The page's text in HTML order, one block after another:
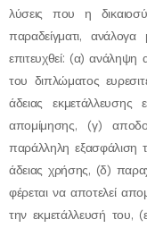
λύσεις που η
παραδείγματι,
επιτευχθεί: (α)
του διπλώματος
άδειας
απομίμησης, (γ)
παράλληλη εξασφάλιση
άδειας χρήσης, (δ)
φέρεται να αποτελεί
την εκμετάλλευσή του,